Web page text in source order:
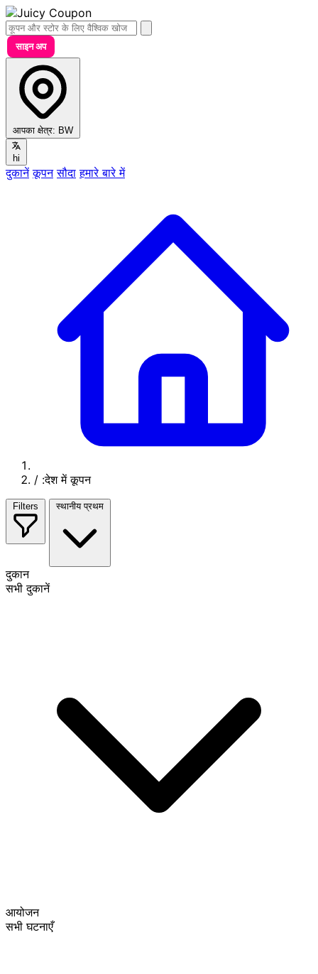
साइन अप
आपका क्षेत्र: BW
hi
दुकानें कूपन सौदा हमारे बारे में
/ :देश में कूपन
Filters स्थानीय प्रथम
दुकान
सभी दुकानें
आयोजन
सभी घटनाएँ